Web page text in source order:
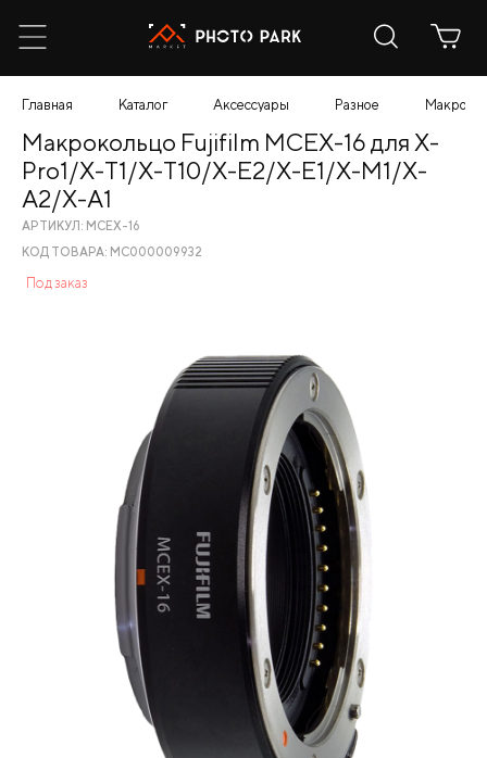
Главная Каталог Аксессуары Разное
Макрокольцо Fujifilm MCEX-16 для X-
Pro1/X-T1/X-T10/X-E2/X-E1/X-M1/X-
A2/X-A1
АРТИКУЛ: MCEX-16
КОД ТОВАРА: МС000009932
Под заказ